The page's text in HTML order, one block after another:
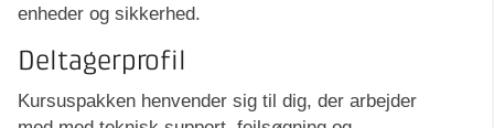
enheder og sikkerhed.
Deltagerprofil
Kursuspakken henvender sig til dig, der arbejder